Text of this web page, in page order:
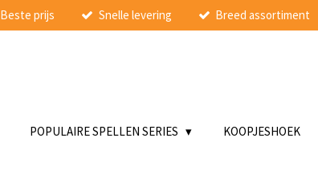
Beste prijs Snelle levering Breed assortiment
POPULAIRE SPELLEN SERIES KOOPJESHOEK